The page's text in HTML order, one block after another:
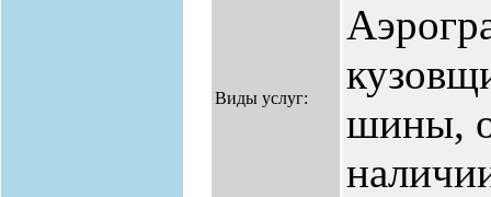
Виды услуг:
шины,